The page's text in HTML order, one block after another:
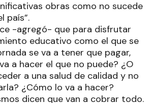
obras como no sucede
país”.
-agregó- que para disfrutar
educativo como el que se
se va a tener que pagar,
a hacer el que no puede? ¿O
a una salud de calidad y no
¿Cómo lo va a hacer?
dicen que van a cobrar todo.